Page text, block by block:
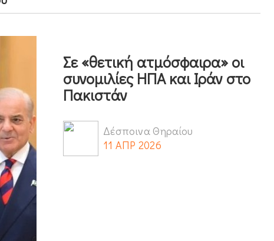
Σε «θετική ατμόσφαιρα» οι
συνομιλίες ΗΠΑ και Ιράν στο
Πακιστάν
Δέσποινα Θηραίου
11 ΑΠΡ 2026